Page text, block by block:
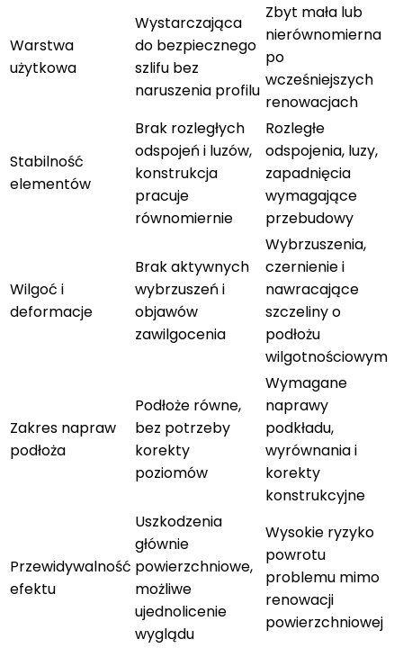
Warstwa
użytkowa
Wystarczająca
do bezpiecznego
szlifu bez
naruszenia profilu
Zbyt mała lub
nierównomierna
po
wcześniejszych
renowacjach
Stabilność
elementów
Brak rozległych
odspojeń i luzów,
konstrukcja
pracuje
równomiernie
Rozległe
odspojenia, luzy,
zapadnięcia
wymagające
przebudowy
Wilgoć i
deformacje
Brak aktywnych
wybrzuszeń i
objawów
zawilgocenia
Wybrzuszenia,
czernienie i
nawracające
szczeliny o
podłożu
wilgotnościowym
Zakres napraw
podłoża
Podłoże równe,
bez potrzeby
korekty
poziomów
Wymagane
naprawy
podkładu,
wyrównania i
korekty
konstrukcyjne
Przewidywalność
efektu
Uszkodzenia
głównie
powierzchniowe,
możliwe
ujednolicenie
wyglądu
Wysokie ryzyko
powrotu
problemu mimo
renowacji
powierzchniowej